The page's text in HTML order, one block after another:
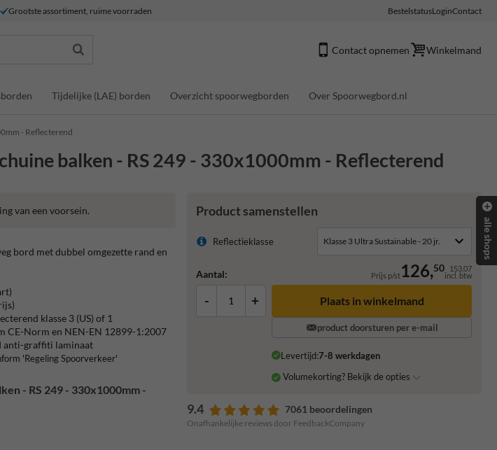
Grootste assortiment, ruime voorraden BestelstatusLoginContact
Contact opnemen Winkelmand
Tijdelijke (LAE) borden Overzicht spoorwegborden Over Spoorwegbord.nl
- Reflecterend
balken - RS 249 - 330x1000mm - Reflecterend
Product samenstellen
Reflectieklasse
Aantal: Prijs p/st126,50 153,07
incl. btw
- + Plaats in winkelmand
product doorsturen per e-mail
Levertijd:7-8 werkdagen
Volumekorting? Bekijk de opties
9.4 7061 beoordelingen
Onafhankelijke reviews door FeedbackCompany
van een voorsein.
bord met dubbel omgezette rand en
klasse 3 (US) of 1
CE-Norm en NEN-EN 12899-1:2007
anti-graffiti laminaat
'Regeling Spoorverkeer'
- RS 249 - 330x1000mm -
alle shops